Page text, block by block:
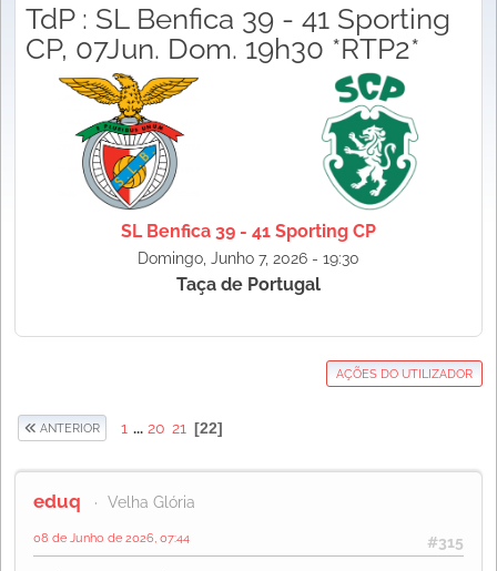
TdP : SL Benfica 39 - 41 Sporting
CP, 07Jun. Dom. 19h30 *RTP2*
SL Benfica 39 - 41 Sporting CP
Domingo, Junho 7, 2026 - 19:30
Taça de Portugal
AÇÕES DO UTILIZADOR
ANTERIOR 1 ... 20 21 22
eduq Velha Glória
#315
08 de Junho de 2026, 07:44